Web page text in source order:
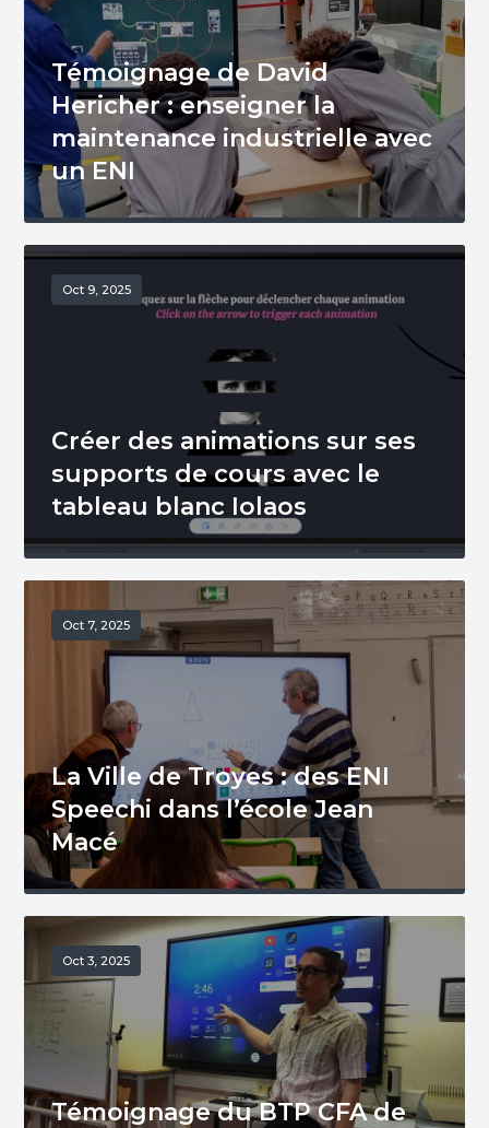
Témoignage de David
Hericher : enseigner la
maintenance industrielle avec
un ENI
Oct 9, 2025
Créer des animations sur ses
supports de cours avec le
tableau blanc Iolaos
Oct 7, 2025
La Ville de Troyes : des ENI
Speechi dans l’école Jean
Macé
Oct 3, 2025
Témoignage du BTP CFA de